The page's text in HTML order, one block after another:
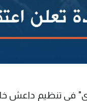
في تنظيم داعش